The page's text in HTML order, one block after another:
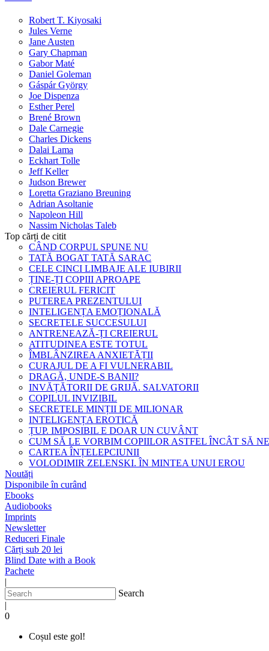
Robert T. Kiyosaki
Jules Verne
Jane Austen
Gary Chapman
Gabor Maté
Daniel Goleman
Gáspár György
Joe Dispenza
Esther Perel
Brené Brown
Dale Carnegie
Charles Dickens
Dalai Lama
Eckhart Tolle
Jeff Keller
Judson Brewer
Loretta Graziano Breuning
Adrian Asoltanie
Napoleon Hill
Nassim Nicholas Taleb
Top cărți de citit
CÂND CORPUL SPUNE NU
TATĂ BOGAT TATĂ SARAC
CELE CINCI LIMBAJE ALE IUBIRII
ȚINE-ȚI COPIII APROAPE
CREIERUL FERICIT
PUTEREA PREZENTULUI
INTELIGENȚA EMOȚIONALĂ
SECRETELE SUCCESULUI
ANTRENEAZĂ-ȚI CREIERUL
ATITUDINEA ESTE TOTUL
ÎMBLÂNZIREA ANXIETĂȚII
CURAJUL DE A FI VULNERABIL
DRAGĂ, UNDE-S BANII?
INVĂȚĂTORII DE GRIJĂ. SALVATORII
COPILUL INVIZIBIL
SECRETELE MINȚII DE MILIONAR
INTELIGENȚA EROTICĂ
ȚUP. IMPOSIBIL E DOAR UN CUVÂNT
CUM SĂ LE VORBIM COPIILOR ASTFEL ÎNCÂT SĂ
CARTEA ÎNȚELEPCIUNII
VOLODIMIR ZELENSKI. ÎN MINTEA UNUI EROU
Noutăți
Disponibile în curând
Ebooks
Audiobooks
Imprints
Newsletter
Reduceri Finale
Cărți sub 20 lei
Blind Date with a Book
Pachete
|
Search
|
0
Coșul este gol!